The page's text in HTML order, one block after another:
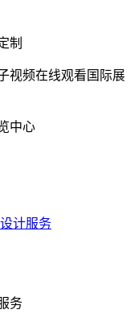
制
频在线观看国际展
中心
务